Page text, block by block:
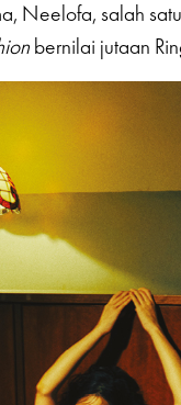
Neelofa, salah
bernilai jutaan